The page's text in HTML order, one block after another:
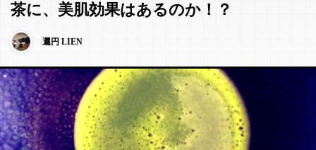
茶に、美肌効果はあるのか！？
邐円 LIEN